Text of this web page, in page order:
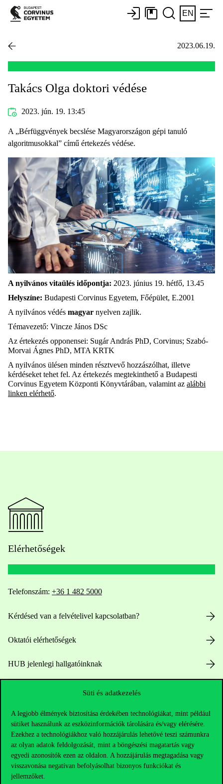
Süti és adatkezelés
A legjobb élmények biztosítása érdekében technológiákat, mint például
sütiket használunk az eszközinformációk tárolására és/vagy elérésére.
Ezekhez a technológiákhoz való hozzájárulás lehetővé teszi számunkra
az olyan adatok feldolgozását, mint a böngészési magatartás vagy
egyedi azonosítók ezen az oldalon. A hozzájárulás megtagadása vagy
visszavonása negatívan befolyásolhat bizonyos funkciókat és
jellemzőket.
EN
2023.06.19.
Takács Olga doktori védése
2023. jún. 19. 13:45
A „Bérfüggvények becslése Magyarországon gépi tanuló
algoritmusokkal” című értekezés védése.
A nyilvános vitaülés időpontja: 2023. június 19. hétfő, 13.45
Helyszíne: Budapesti Corvinus Egyetem, Főépület, E.2001
A nyilvános védés magyar nyelven zajlik.
Témavezető: Vincze János DSc
Az értekezés opponensei: Sugár András PhD, Corvinus; Szabó-
Morvai Ágnes PhD, MTA KRTK
A nyilvános ülésen minden résztvevő hozzászólhat, illetve
kérdéseket tehet fel. Az értekezés megtekinthető a Budapesti
Corvinus Egyetem Központi Könyvtárában, valamint az alábbi
linken elérhető.
Elérhetőségek
Telefonszám: +36 1 482 5000
Kérdésed van a felvételivel kapcsolatban?
Oktatói elérhetőségek
HUB jelenlegi hallgatóinknak
press@uni-corvinus.hu
Hasznos linkek